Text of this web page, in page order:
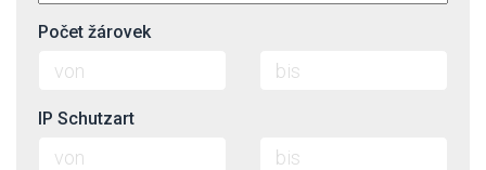
Počet žárovek
IP Schutzart